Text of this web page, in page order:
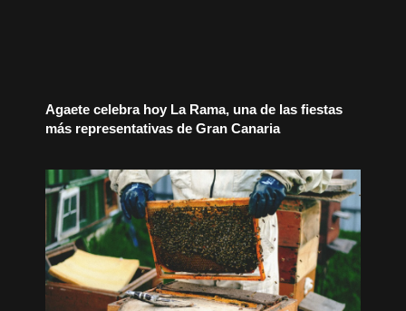
Agaete celebra hoy La Rama, una de las fiestas
más representativas de Gran Canaria